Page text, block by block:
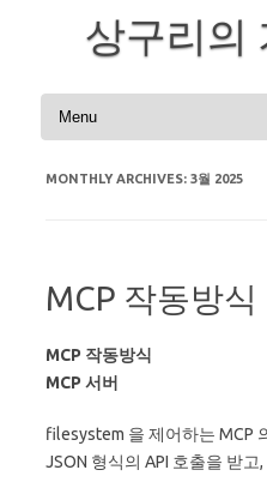
상구리의
Skip to content
MONTHLY ARCHIVES: 3월 2025
MCP 작동방식
MCP 작동방식
MCP 서버
filesystem 을 제어하는 MCP
JSON 형식의 API 호출을 받